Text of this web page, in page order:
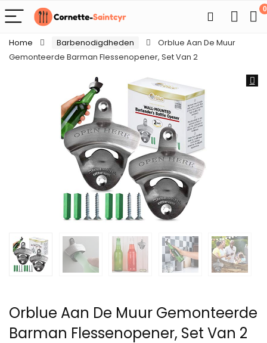
0
Home Barbenodigdheden
Orblue Aan De Muur
Gemonteerde Barman Flessenopener, Set Van 2
Orblue Aan De Muur Gemonteerde
Barman Flessenopener, Set Van 2